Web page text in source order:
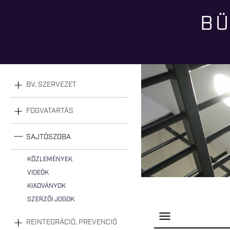
BV. SZERVEZET
FOGVATARTÁS
SAJTÓSZOBA
KÖZLEMÉNYEK
VIDEÓK
KIADVÁNYOK
SZERZŐI JOGOK
REINTEGRÁCIÓ, PREVENCIÓ
P